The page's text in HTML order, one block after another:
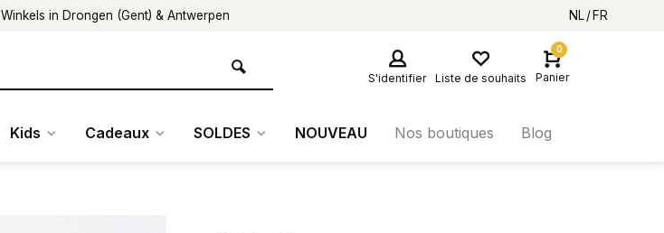
Winkels in Drongen (Gent) & Antwerpen NL FR
S'identifier Liste de souhaits
0
Panier
Kids Cadeaux SOLDES NOUVEAU Nos boutiques Blog